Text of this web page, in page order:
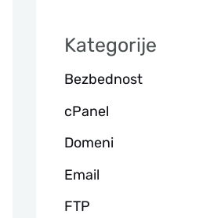
г
а
Kategorije
Bezbednost
cPanel
Domeni
Email
FTP